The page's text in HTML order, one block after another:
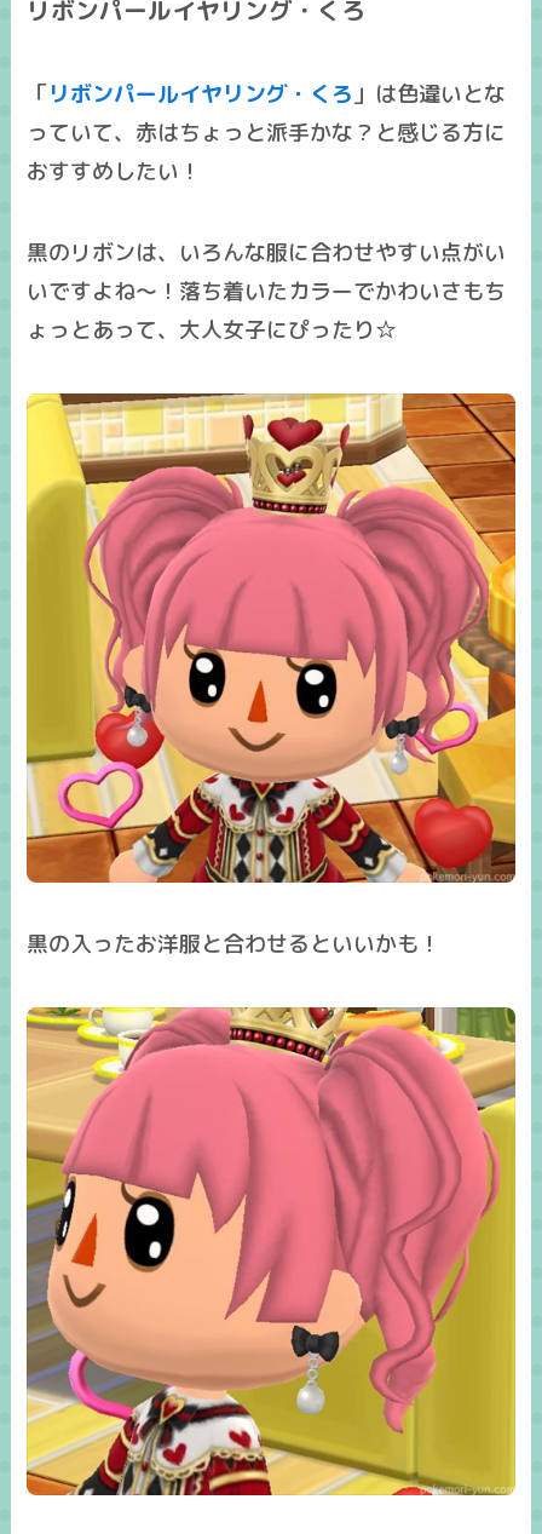
リボンパールイヤリング・くろ
「リボンパールイヤリング・くろ 」は色違いとな
っていて、赤はちょっと派手かな？と感じる方に
おすすめしたい！
黒のリボンは、いろんな服に合わせやすい点がい
いですよね～！落ち着いたカラーでかわいさもち
ょっとあって、大人女子にぴったり☆
黒の入ったお洋服と合わせるといいかも！